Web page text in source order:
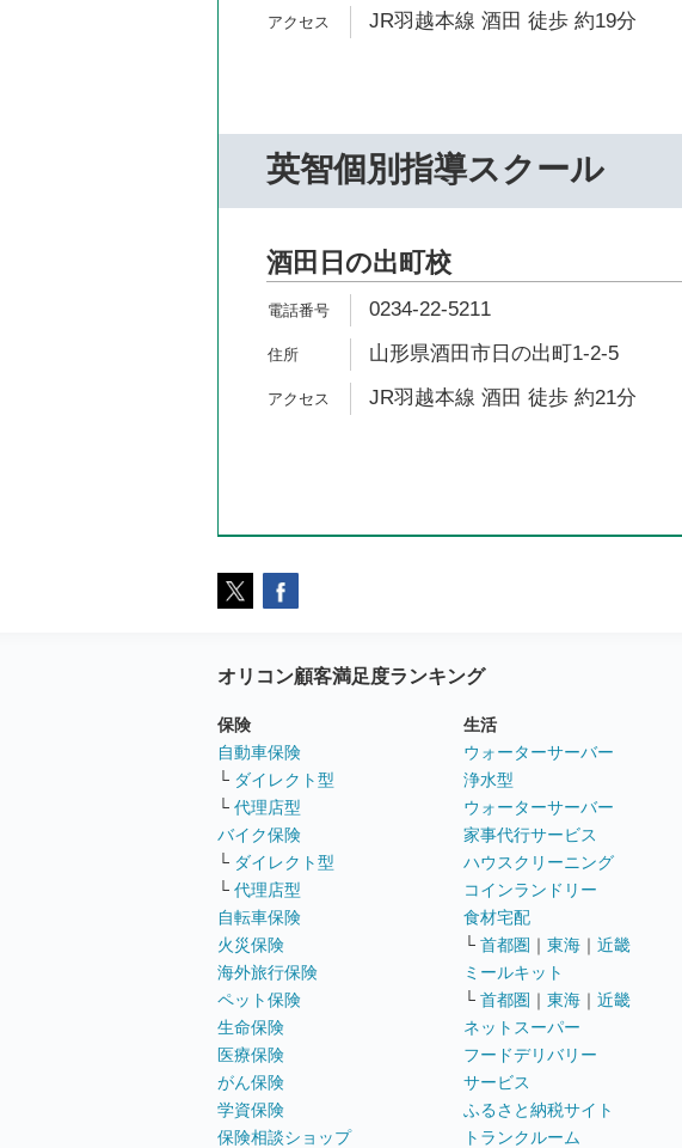
JR羽越本線 酒田 徒歩 約19分
英智個別指導スクール
酒田日の出町校
0234-22-5211
山形県酒田市日の出町1-2-5
JR羽越本線 酒田 徒歩 約21分
オリコン顧客満足度ランキング
保険
自動車保険
└ ダイレクト型
└ 代理店型
バイク保険
└ ダイレクト型
└ 代理店型
自転車保険
火災保険
海外旅行保険
ペット保険
生命保険
医療保険
がん保険
学資保険
保険相談ショップ
生活
ウォーターサーバー
浄水型
ウォーターサーバー
家事代行サービス
ハウスクリーニング
コインランドリー
食材宅配
└ 首都圏 ｜ 東海 ｜ 近畿
ミールキット
└ 首都圏 ｜ 東海 ｜ 近畿
ネットスーパー
フードデリバリー
サービス
ふるさと納税サイト
トランクルーム